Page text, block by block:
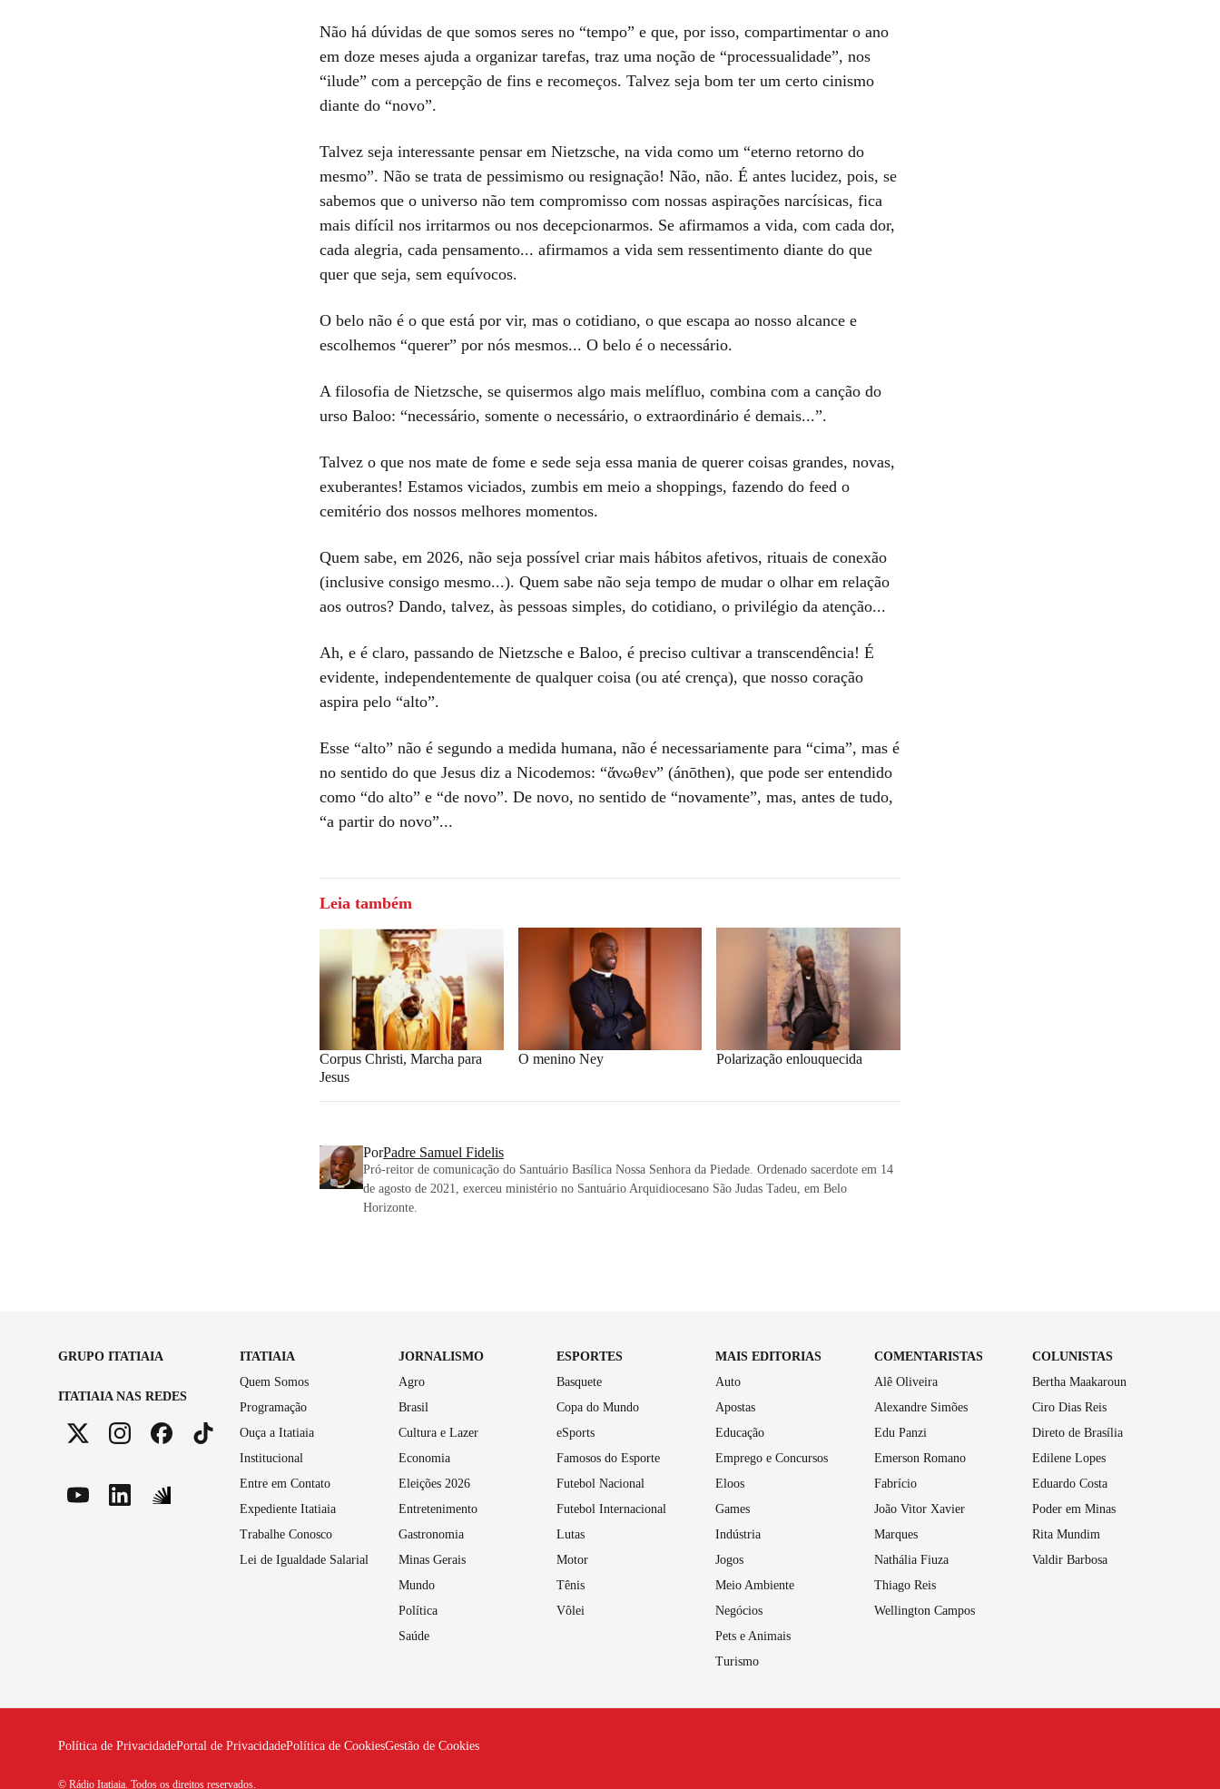
Não há dúvidas de que somos seres no “tempo” e que, por isso, compartimentar o ano
em doze meses ajuda a organizar tarefas, traz uma noção de “processualidade”, nos
“ilude” com a percepção de fins e recomeços. Talvez seja bom ter um certo cinismo
diante do “novo”.
Talvez seja interessante pensar em Nietzsche, na vida como um “eterno retorno do
mesmo”. Não se trata de pessimismo ou resignação! Não, não. É antes lucidez, pois, se
sabemos que o universo não tem compromisso com nossas aspirações narcísicas, fica
mais difícil nos irritarmos ou nos decepcionarmos. Se afirmamos a vida, com cada dor,
cada alegria, cada pensamento... afirmamos a vida sem ressentimento diante do que
quer que seja, sem equívocos.
O belo não é o que está por vir, mas o cotidiano, o que escapa ao nosso alcance e
escolhemos “querer” por nós mesmos... O belo é o necessário.
A filosofia de Nietzsche, se quisermos algo mais melífluo, combina com a canção do
urso Baloo: “necessário, somente o necessário, o extraordinário é demais...”.
Talvez o que nos mate de fome e sede seja essa mania de querer coisas grandes, novas,
exuberantes! Estamos viciados, zumbis em meio a shoppings, fazendo do feed o
cemitério dos nossos melhores momentos.
Quem sabe, em 2026, não seja possível criar mais hábitos afetivos, rituais de conexão
(inclusive consigo mesmo...). Quem sabe não seja tempo de mudar o olhar em relação
aos outros? Dando, talvez, às pessoas simples, do cotidiano, o privilégio da atenção...
Ah, e é claro, passando de Nietzsche e Baloo, é preciso cultivar a transcendência! É
evidente, independentemente de qualquer coisa (ou até crença), que nosso coração
aspira pelo “alto”.
Esse “alto” não é segundo a medida humana, não é necessariamente para “cima”, mas é
no sentido do que Jesus diz a Nicodemos: “ἄνωθεν” (ánōthen), que pode ser entendido
como “do alto” e “de novo”. De novo, no sentido de “novamente”, mas, antes de tudo,
“a partir do novo”...
Leia também
Corpus Christi, Marcha para
Jesus
O menino Ney Polarização enlouquecida
PorPadre Samuel Fidelis
Pró-reitor de comunicação do Santuário Basílica Nossa Senhora da Piedade. Ordenado sacerdote em 14
de agosto de 2021, exerceu ministério no Santuário Arquidiocesano São Judas Tadeu, em Belo
Horizonte.
GRUPO ITATIAIA
ITATIAIA NAS REDES
ITATIAIA
Quem Somos
Programação
Ouça a Itatiaia
Institucional
Entre em Contato
Expediente Itatiaia
Trabalhe Conosco
Lei de Igualdade Salarial
JORNALISMO
Agro
Brasil
Cultura e Lazer
Economia
Eleições 2026
Entretenimento
Gastronomia
Minas Gerais
Mundo
Política
Saúde
ESPORTES
Basquete
Copa do Mundo
eSports
Famosos do Esporte
Futebol Nacional
Futebol Internacional
Lutas
Motor
Tênis
Vôlei
MAIS EDITORIAS
Auto
Apostas
Educação
Emprego e Concursos
Eloos
Games
Indústria
Jogos
Meio Ambiente
Negócios
Pets e Animais
Turismo
COMENTARISTAS
Alê Oliveira
Alexandre Simões
Edu Panzi
Emerson Romano
Fabrício
João Vitor Xavier
Marques
Nathália Fiuza
Thiago Reis
Wellington Campos
COLUNISTAS
Bertha Maakaroun
Ciro Dias Reis
Direto de Brasília
Edilene Lopes
Eduardo Costa
Poder em Minas
Rita Mundim
Valdir Barbosa
Política de PrivacidadePortal de PrivacidadePolítica de CookiesGestão de Cookies
© Rádio Itatiaia. Todos os direitos reservados.